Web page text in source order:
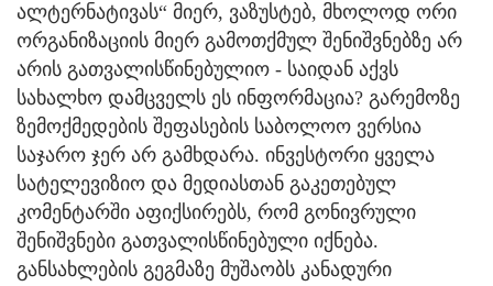
ალტერნატივას“ მიერ, ვაზუსტებ, მხოლოდ ორი
ორგანიზაციის მიერ გამოთქმულ შენიშვნებზე არ
არის გათვალისწინებულიო - საიდან აქვს
სახალხო დამცველს ეს ინფორმაცია? გარემოზე
ზემოქმედების შეფასების საბოლოო ვერსია
საჯარო ჯერ არ გამხდარა. ინვესტორი ყველა
სატელევიზიო და მედიასთან გაკეთებულ
კომენტარში აფიქსირებს, რომ გონივრული
შენიშვნები გათვალისწინებული იქნება.
განსახლების გეგმაზე მუშაობს კანადური